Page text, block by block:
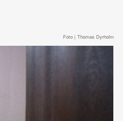
Foto | Thomas Dyrholm